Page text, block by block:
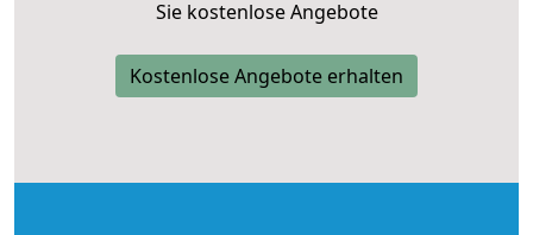
Sie kostenlose Angebote
Kostenlose Angebote erhalten